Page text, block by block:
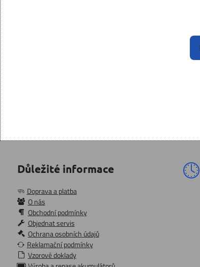
Důležité informace
Doprava a platba
O nás
Obchodní podmínky
Objednat servis
Ochrana osobních údajů
Reklamační podmínky
Vzorové doklady